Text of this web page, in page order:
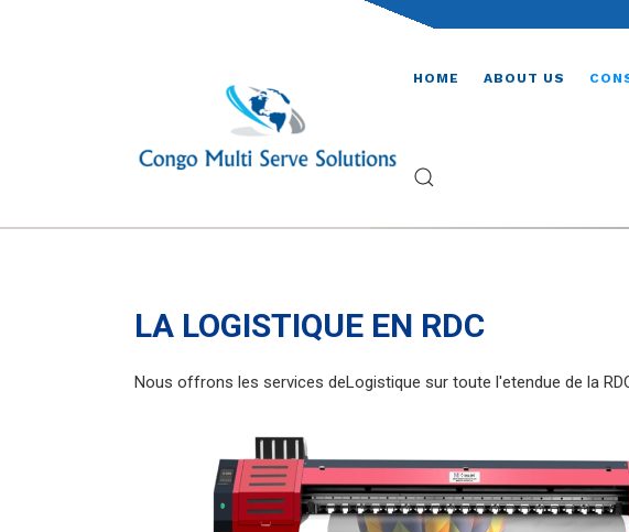
HOME ABOUT US
LA LOGISTIQUE EN RDC
Nous offrons les services deLogistique sur toute l'etendue de la